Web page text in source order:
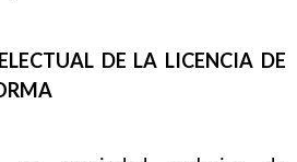
DE LA LICENCIA DE